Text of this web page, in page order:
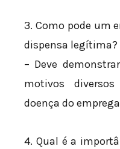
3. Como pode um
dispensa legítima?
– Deve
motivos
doença do
4. Qual é a